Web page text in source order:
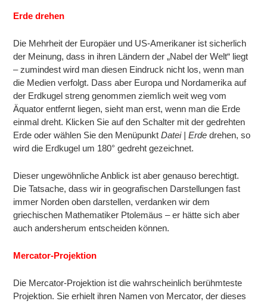
Erde drehen
Die Mehrheit der Europäer und US-Amerikaner ist sicherlich
der Meinung, dass in ihren Ländern der „Nabel der Welt“ liegt
– zumindest wird man diesen Eindruck nicht los, wenn man
die Medien verfolgt. Dass aber Europa und Nordamerika auf
der Erdkugel streng genommen ziemlich weit weg vom
Äquator entfernt liegen, sieht man erst, wenn man die Erde
einmal dreht. Klicken Sie auf den Schalter mit der gedrehten
Erde oder wählen Sie den MenüpunktDatei | Erde drehen, so
wird die Erdkugel um 180° gedreht gezeichnet.
Dieser ungewöhnliche Anblick ist aber genauso berechtigt.
Die Tatsache, dass wir in geografischen Darstellungen fast
immer Norden oben darstellen, verdanken wir dem
griechischen Mathematiker Ptolemäus – er hätte sich aber
auch andersherum entscheiden können.
Mercator-Projektion
Die Mercator-Projektion ist die wahrscheinlich berühmteste
Projektion. Sie erhielt ihren Namen von Mercator, der dieses